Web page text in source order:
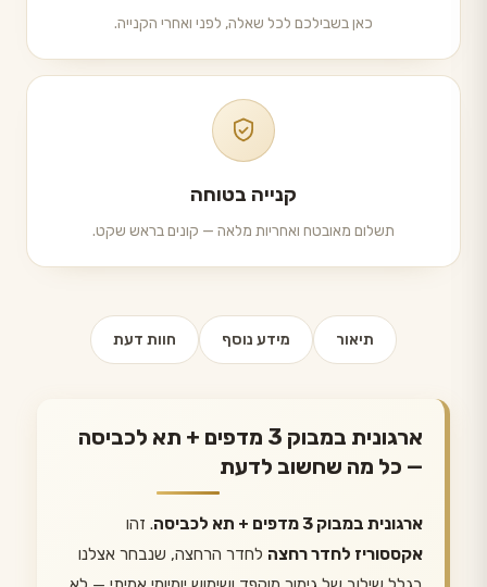
כאן בשבילכם לכל שאלה, לפני ואחרי הקנייה.
קנייה בטוחה
תשלום מאובטח ואחריות מלאה — קונים בראש שקט.
תיאור מידע נוסף חוות דעת
ארגונית במבוק 3 מדפים + תא לכביסה
— כל מה שחשוב לדעת
ארגונית במבוק 3 מדפים + תא לכביסה
. זהו
אקססוריז לחדר רחצה לחדר הרחצה, שנבחר אצלנו